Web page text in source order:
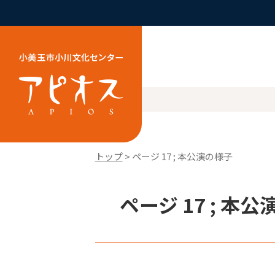
トップ> ページ 17 ; 本公演の様子
ページ 17 ; 本公